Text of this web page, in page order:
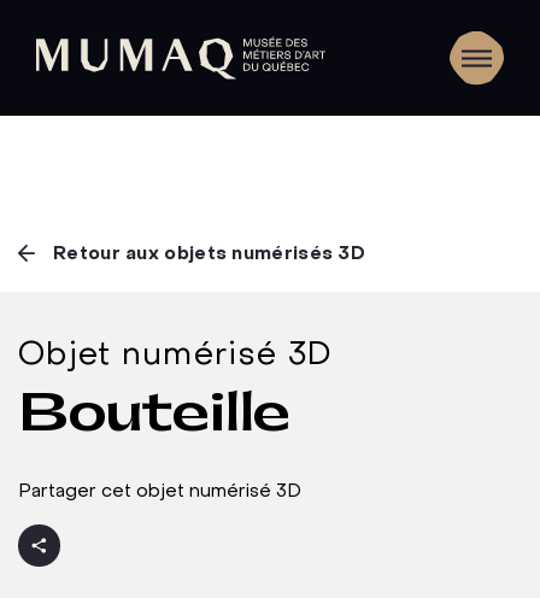
Retour aux objets numérisés 3D
Objet numérisé 3D
Bouteille
Partager cet objet numérisé 3D